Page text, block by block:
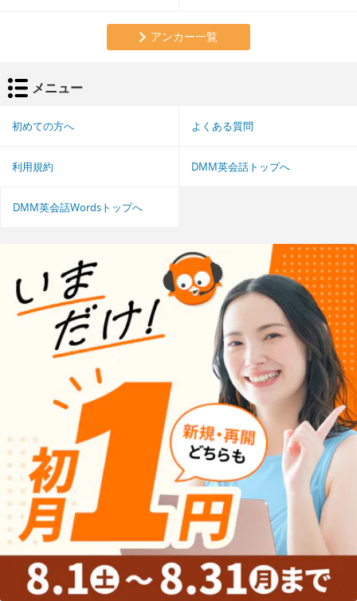
アンカー一覧
メニュー
初めての方へ よくある質問
利用規約 DMM英会話トップへ
DMM英会話Wordsトップへ